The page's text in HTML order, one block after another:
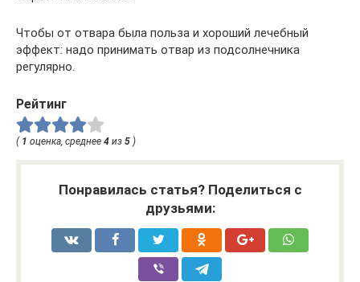
Чтобы от отвара была польза и хороший лечебный
эффект: надо принимать отвар из подсолнечника
регулярно.
Рейтинг
( 1 оценка, среднее 4 из 5 )
Понравилась статья? Поделиться с
друзьями: